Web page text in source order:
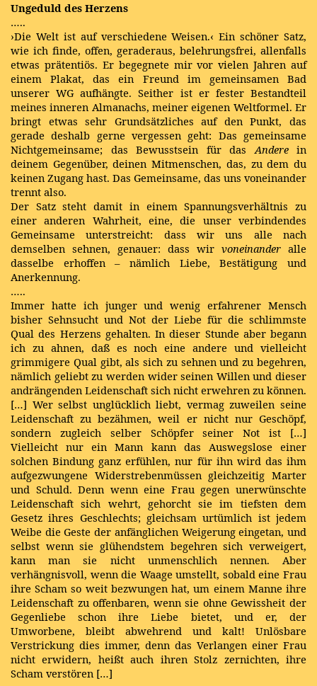
Ungeduld des Herzens
…..
›Die Welt ist auf verschiedene Weisen.‹ Ein schöner Satz,
wie ich finde, offen, geraderaus, belehrungsfrei, allenfalls
etwas prätentiös. Er begegnete mir vor vielen Jahren auf
einem Plakat, das ein Freund im gemeinsamen Bad
unserer WG aufhängte. Seither ist er fester Bestandteil
meines inneren Almanachs, meiner eigenen Weltformel. Er
bringt etwas sehr Grundsätzliches auf den Punkt, das
gerade deshalb gerne vergessen geht: Das gemeinsame
Nichtgemeinsame; das Bewusstsein für dasAndere in
deinem Gegenüber, deinen Mitmenschen, das, zu dem du
keinen Zugang hast. Das Gemeinsame, das uns voneinander
trennt also.
Der Satz steht damit in einem Spannungsverhältnis zu
einer anderen Wahrheit, eine, die unser verbindendes
Gemeinsame unterstreicht: dass wir uns alle nach
demselben sehnen, genauer: dass wir voneinander alle
dasselbe erhoffen – nämlich Liebe, Bestätigung und
Anerkennung.
…..
Immer hatte ich junger und wenig erfahrener Mensch
bisher Sehnsucht und Not der Liebe für die schlimmste
Qual des Herzens gehalten. In dieser Stunde aber begann
ich zu ahnen, daß es noch eine andere und vielleicht
grimmigere Qual gibt, als sich zu sehnen und zu begehren,
nämlich geliebt zu werden wider seinen Willen und dieser
andrängenden Leidenschaft sich nicht erwehren zu können.
[…] Wer selbst unglücklich liebt, vermag zuweilen seine
Leidenschaft zu bezähmen, weil er nicht nur Geschöpf,
sondern zugleich selber Schöpfer seiner Not ist […]
Vielleicht nur ein Mann kann das Auswegslose einer
solchen Bindung ganz erfühlen, nur für ihn wird das ihm
aufgezwungene Widerstrebenmüssen gleichzeitig Marter
und Schuld. Denn wenn eine Frau gegen unerwünschte
Leidenschaft sich wehrt, gehorcht sie im tiefsten dem
Gesetz ihres Geschlechts; gleichsam urtümlich ist jedem
Weibe die Geste der anfänglichen Weigerung eingetan, und
selbst wenn sie glühendstem begehren sich verweigert,
kann man sie nicht unmenschlich nennen. Aber
verhängnisvoll, wenn die Waage umstellt, sobald eine Frau
ihre Scham so weit bezwungen hat, um einem Manne ihre
Leidenschaft zu offenbaren, wenn sie ohne Gewissheit der
Gegenliebe schon ihre Liebe bietet, und er, der
Umworbene, bleibt abwehrend und kalt! Unlösbare
Verstrickung dies immer, denn das Verlangen einer Frau
nicht erwidern, heißt auch ihren Stolz zernichten, ihre
Scham verstören […]